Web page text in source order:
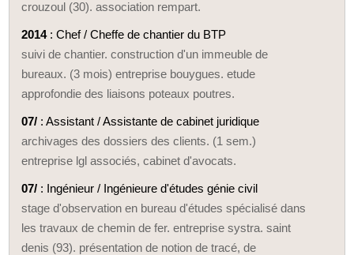
crouzoul (30). association rempart.
2014: Chef / Cheffe de chantier du BTP
suivi de chantier. construction d'un immeuble de
bureaux. (3 mois) entreprise bouygues. etude
approfondie des liaisons poteaux poutres.
07/ : Assistant / Assistante de cabinet juridique
archivages des dossiers des clients. (1 sem.)
entreprise lgl associés, cabinet d'avocats.
07/ : Ingénieur / Ingénieure d'études génie civil
stage d'observation en bureau d'études spécialisé dans
les travaux de chemin de fer. entreprise systra. saint
denis (93). présentation de notion de tracé, de